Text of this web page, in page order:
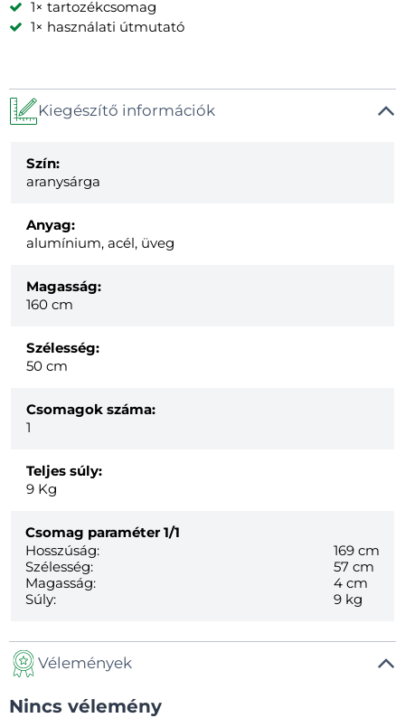
1× tartozékcsomag
1× használati útmutató
Kiegészítő információk
Szín:
aranysárga
Anyag:
alumínium, acél, üveg
Magasság:
160 cm
Szélesség:
50 cm
Csomagok száma:
1
Teljes súly:
9 Kg
Csomag paraméter 1/1
Hosszúság:
169 cm
Szélesség:
57 cm
Magasság:
4 cm
Súly:
9 kg
Vélemények
Nincs vélemény